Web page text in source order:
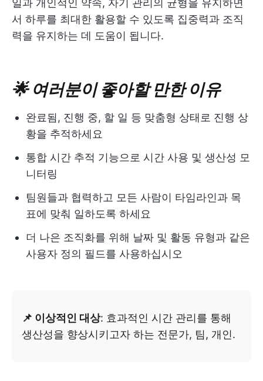
일과 개인적인 약속, 자기 관리의 균형을 유지하면
서 하루를 최대한 활용할 수 있도록 집중력과 조직
력을 유지하는 데 도움이 됩니다.
🌟 여러분이 좋아할 만한 이유
완료됨, 진행 중, 할 일 등 맞춤형 상태로 진행 상
황을 추적하세요
통합 시간 추적 기능으로 시간 사용 및 생산성 모
니터링
팀원들과 협력하고 모든 사람이 타임라인과 목
표에 맞춰 일하도록 하세요
더 나은 조직화를 위해 날짜 및 활동 유형과 같은
사용자 정의 필드를 사용하십시오
📌 이상적인 대상: 효과적인 시간 관리를 통해
생산성을 향상시키고자 하는 전문가, 팀, 개인.